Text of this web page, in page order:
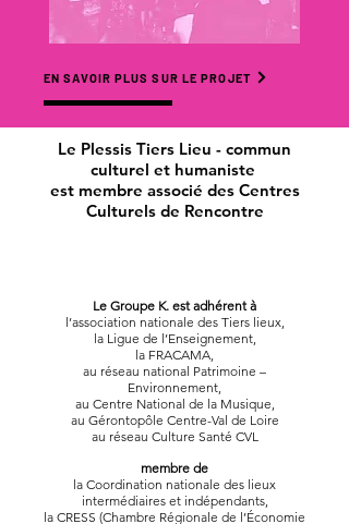
EN SAVOIR PLUS SUR LE PROJET
Le Plessis Tiers Lieu - commun
culturel et humaniste
est membre associé des Centres
Culturelsde Rencontre
Le Groupe K. est adhérent à
l’association nationale des Tiers lieux,
la Ligue de l’Enseignement,
la FRACAMA,
au réseau national Patrimoine –
Environnement,
au Centre National de la Musique,
au Gérontopôle Centre-Val de Loire
au réseau Culture Santé CVL
membre de
la Coordination nationale des lieux
intermédiaires et indépendants,
la CRESS (Chambre Régionale de l’Économie